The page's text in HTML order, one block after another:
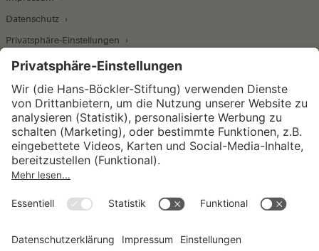
Datenschutz
Privatsphäre-Einstellungen
Wirtschafts- und Sozialwissenschaftliches Institut
Institut für Makroökonomie und
Konjunkturforschung
Unternehmensführung